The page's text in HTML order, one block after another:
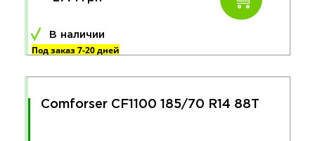
В наличии
Под заказ 7-20 дней
Comforser CF1100 185/70 R14 88T